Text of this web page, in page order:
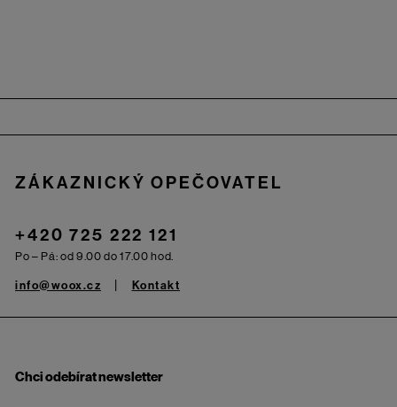
ZÁKAZNICKÝ OPEČOVATEL
+420 725 222 121
Po – Pá: od 9.00 do 17.00 hod.
info@woox.cz Kontakt
Chci odebírat newsletter